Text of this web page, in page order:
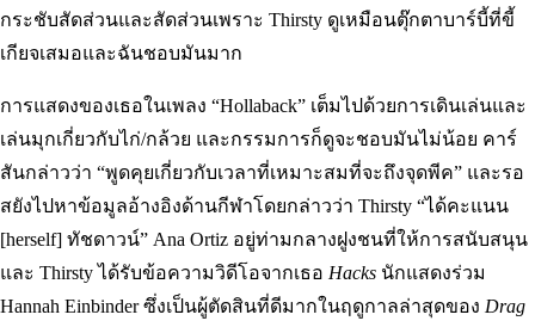
กระชับสัดส่วนและสัดส่วนเพราะ Thirsty ดูเหมือนตุ๊กตาบาร์บี้ที่ขี้
เกียจเสมอและฉันชอบมันมาก
การแสดงของเธอในเพลง “Hollaback” เต็มไปด้วยการเดินเล่นและ
เล่นมุกเกี่ยวกับไก่/กล้วย และกรรมการก็ดูจะชอบมันไม่น้อย คาร์
สันกล่าวว่า “พูดคุยเกี่ยวกับเวลาที่เหมาะสมที่จะถึงจุดพีค” และรอ
สยังไปหาข้อมูลอ้างอิงด้านกีฬาโดยกล่าวว่า Thirsty “ได้คะแนน
[herself] ทัชดาวน์” Ana Ortiz อยู่ท่ามกลางฝูงชนที่ให้การสนับสนุน
และ Thirsty ได้รับข้อความวิดีโอจากเธอ Hacks นักแสดงร่วม
Hannah Einbinder ซึ่งเป็นผู้ตัดสินที่ดีมากในฤดูกาลล่าสุดของ Drag